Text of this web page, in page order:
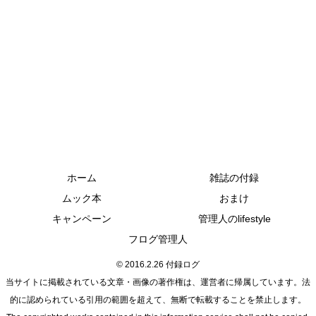
ホーム
雑誌の付録
ムック本
おまけ
キャンペーン
管理人のlifestyle
フログ管理人
© 2016.2.26 付録ログ
当サイトに掲載されている文章・画像の著作権は、運営者に帰属しています。法
的に認められている引用の範囲を超えて、無断で転載することを禁止します。